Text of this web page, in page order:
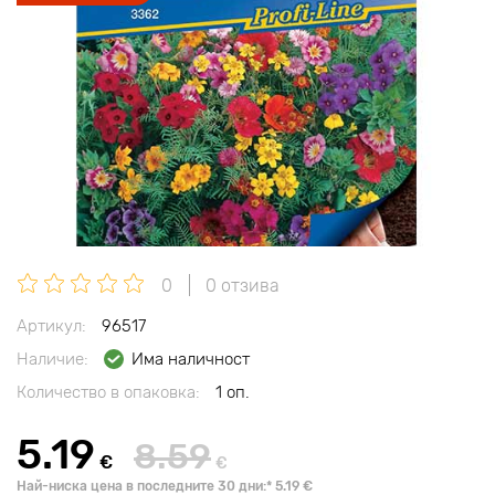
0 0 отзива
Артикул:
96517
Наличие:
Има наличност
Количество в опаковка:
1 оп.
5.19 € 8.59 €
Най-ниска цена в последните 30 дни:* 5.19 €